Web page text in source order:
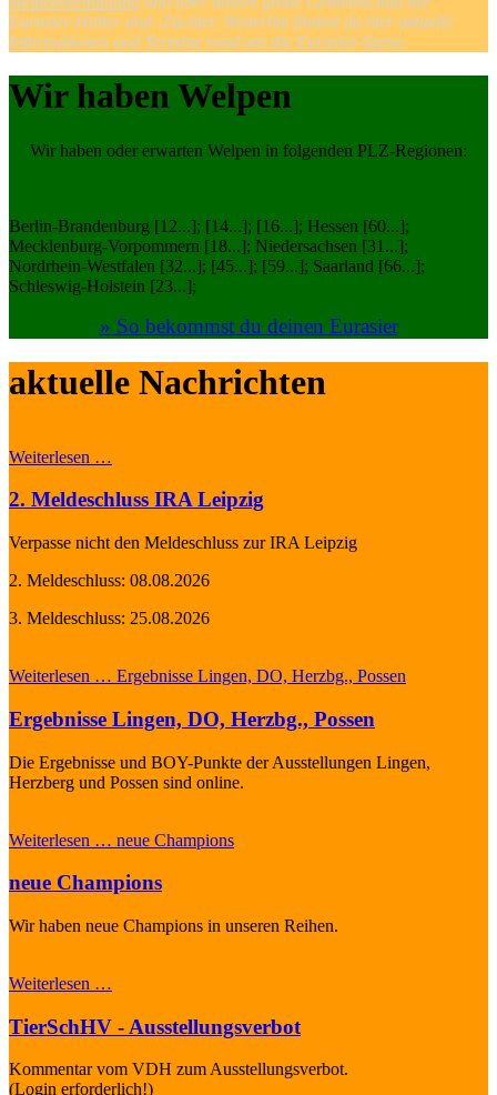
Eurasier-Halter und -Züchter. Weiterhin findest du hier aktuelle
Informationen und Termine rund um die Eurasier-Szene.
Wir haben Welpen
Wir haben oder erwarten Welpen in folgenden PLZ-Regionen:
Berlin-Brandenburg [12...]; [14...]; [16...]; Hessen [60...];
Mecklenburg-Vorpommern [18...]; Niedersachsen [31...];
Nordrhein-Westfalen [32...]; [45...]; [59...]; Saarland [66...];
Schleswig-Holstein [23...];
» So bekommst du deinen Eurasier
aktuelle Nachrichten
Weiterlesen …
2. Meldeschluss IRA Leipzig
Verpasse nicht den Meldeschluss zur IRA Leipzig
2. Meldeschluss: 08.08.2026
3. Meldeschluss: 25.08.2026
Weiterlesen … Ergebnisse Lingen, DO, Herzbg., Possen
Ergebnisse Lingen, DO, Herzbg., Possen
Die Ergebnisse und BOY-Punkte der Ausstellungen Lingen,
Herzberg und Possen sind online.
Weiterlesen … neue Champions
neue Champions
Wir haben neue Champions in unseren Reihen.
Weiterlesen …
TierSchHV - Ausstellungsverbot
Kommentar vom VDH zum Ausstellungsverbot.
(Login erforderlich!)